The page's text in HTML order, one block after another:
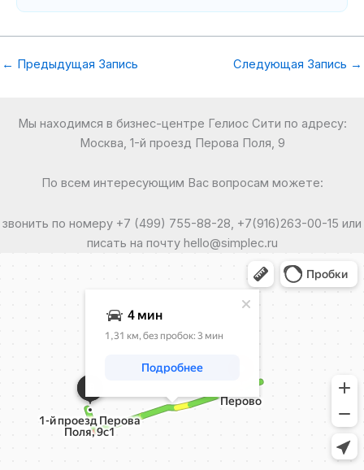
← Предыдущая Запись Следующая Запись →
Мы находимся в бизнес-центре Гелиос Сити по адресу:
Москва, 1-й проезд Перова Поля, 9
По всем интересующим Вас вопросам можете:
звонить по номеру +7 (499) 755-88-28, +7(916)263-00-15 или
писать на почту hello@simplec.ru